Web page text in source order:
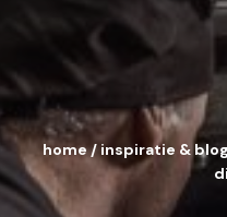
home/ inspiratie & blog